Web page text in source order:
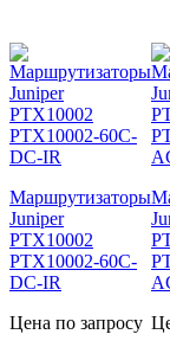
Маршрутизаторы
Juniper
PTX10002
PTX10002-60C-
DC-IR
Цена по запросу